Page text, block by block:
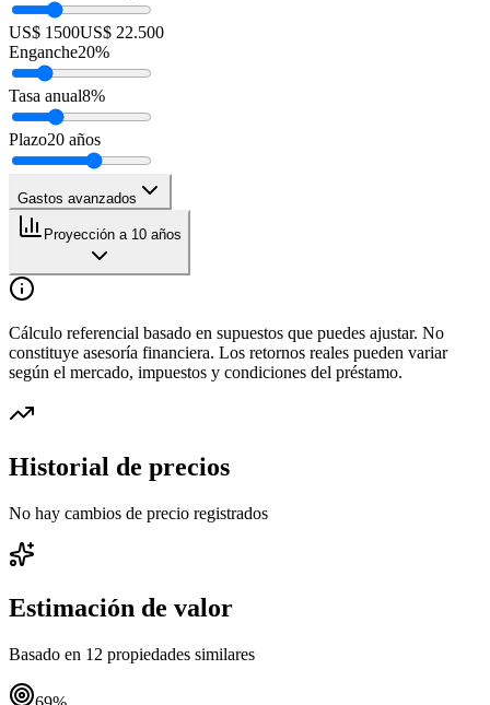
US$ 1500US$ 22.500
Enganche20%
Tasa anual8%
Plazo20 años
Gastos avanzados
Proyección a 10 años
Cálculo referencial basado en supuestos que puedes ajustar. No
constituye asesoría financiera. Los retornos reales pueden variar
según el mercado, impuestos y condiciones del préstamo.
Historial de precios
No hay cambios de precio registrados
Estimación de valor
Basado en 12 propiedades similares